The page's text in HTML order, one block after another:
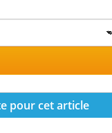
pour cet article